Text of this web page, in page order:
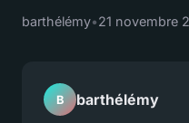
barthélémy•21 novembre
B barthélémy